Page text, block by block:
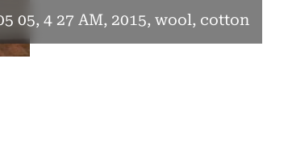
05, 4 27 AM, 2015, wool, cotton